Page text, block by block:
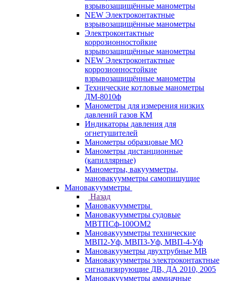
взрывозащищённые манометры
NEW Электроконтактные
взрывозащищённые манометры
Электроконтактные
коррозионностойкие
взрывозащищённые манометры
NEW Электроконтактные
коррозионностойкие
взрывозащищённые манометры
Технические котловые манометры
ДМ-8010ф
Манометры для измерения низких
давлений газов КМ
Индикаторы давления для
огнетушителей
Манометры образцовые МО
Манометры дистанционные
(капиллярные)
Манометры, вакуумметры,
мановакуумметры самопишущие
Мановакуумметры
Назад
Мановакуумметры
Мановакуумметры судовые
МВТПСф-100ОМ2
Мановакуумметры технические
МВП2-Уф, МВП3-Уф, МВП-4-Уф
Мановакууметры двухтрубные МВ
Мановакуумметры электроконтактные
сигнализирующие ДВ, ДА 2010, 2005
Мановакуумметры аммиачные